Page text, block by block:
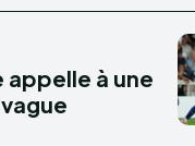
appelle à une